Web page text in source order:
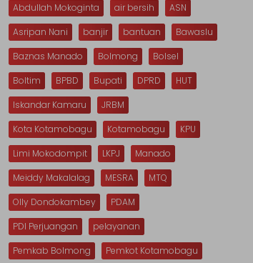
Abdullah Mokoginta air bersih
ASN
Asripan Nani
banjir bantuan
Bawaslu
Baznas Manado
Bolmong
Bolsel
Boltim
BPBD Bupati DPRD
HUT
Iskandar Kamaru
JRBM
Kota Kotamobagu
Kotamobagu
KPU
Limi Mokodompit
LKPJ
Manado
Meiddy Makalalag
MESRA
MTQ
Olly Dondokambey
PDAM
PDI Perjuangan
pelayanan
Pemkab Bolmong
Pemkot Kotamobagu